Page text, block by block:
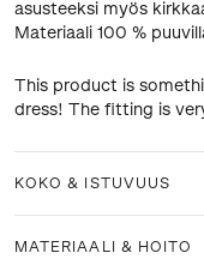
asusteeksi myös
Materiaali 100 %
This product is
dress! The fitting is
KOKO & ISTUVUUS
MATERIAALI & HOITO